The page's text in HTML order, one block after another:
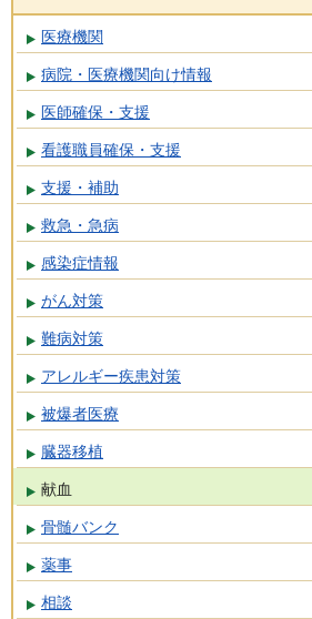
医療機関
病院・医療機関向け情報
医師確保・支援
看護職員確保・支援
支援・補助
救急・急病
感染症情報
がん対策
難病対策
アレルギー疾患対策
被爆者医療
臓器移植
献血
骨髄バンク
薬事
相談